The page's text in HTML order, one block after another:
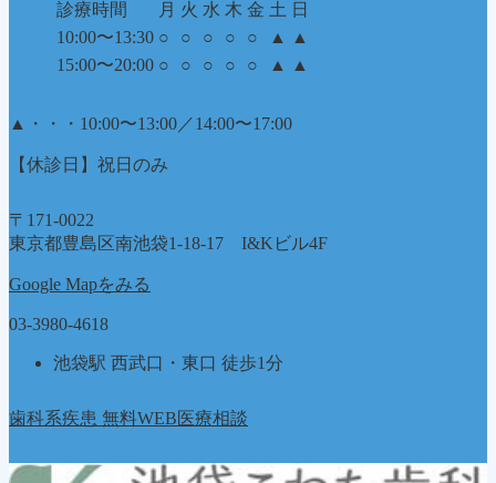
診療時間 月 火 水 木 金 土 日
10:00〜13:30 ○ ○ ○ ○ ○ ▲
▲
15:00〜20:00 ○ ○ ○ ○ ○ ▲ ▲
▲ ・・・10:00〜13:00／14:00〜17:00
【休診日】祝日のみ
〒171-0022
東京都豊島区南池袋1-18-17 I&Kビル4F
Google Mapをみる
03-3980-4618
池袋駅 西武口・東口 徒歩1分
歯科系疾患 無料WEB医療相談